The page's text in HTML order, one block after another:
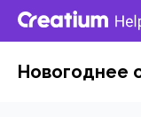
Новогоднее